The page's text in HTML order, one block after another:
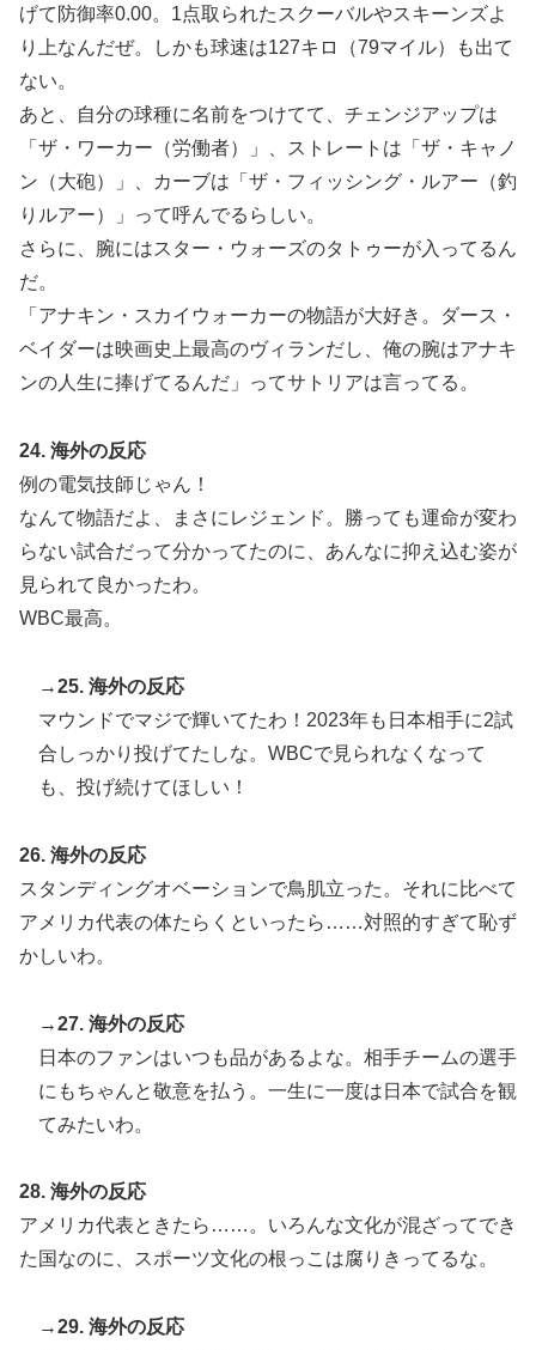
げて防御率0.00。1点取られたスクーバルやスキーンズよ
り上なんだぜ。しかも球速は127キロ（79マイル）も出て
ない。
あと、自分の球種に名前をつけてて、チェンジアップは
「ザ・ワーカー（労働者）」、ストレートは「ザ・キャノ
ン（大砲）」、カーブは「ザ・フィッシング・ルアー（釣
りルアー）」って呼んでるらしい。
さらに、腕にはスター・ウォーズのタトゥーが入ってるん
だ。
「アナキン・スカイウォーカーの物語が大好き。ダース・
ベイダーは映画史上最高のヴィランだし、俺の腕はアナキ
ンの人生に捧げてるんだ」ってサトリアは言ってる。
24. 海外の反応
例の電気技師じゃん！
なんて物語だよ、まさにレジェンド。勝っても運命が変わ
らない試合だって分かってたのに、あんなに抑え込む姿が
見られて良かったわ。
WBC最高。
→25. 海外の反応
マウンドでマジで輝いてたわ！2023年も日本相手に2試
合しっかり投げてたしな。WBCで見られなくなって
も、投げ続けてほしい！
26. 海外の反応
スタンディングオベーションで鳥肌立った。それに比べて
アメリカ代表の体たらくといったら……対照的すぎて恥ず
かしいわ。
→27. 海外の反応
日本のファンはいつも品があるよな。相手チームの選手
にもちゃんと敬意を払う。一生に一度は日本で試合を観
てみたいわ。
28. 海外の反応
アメリカ代表ときたら……。いろんな文化が混ざってでき
た国なのに、スポーツ文化の根っこは腐りきってるな。
→29. 海外の反応